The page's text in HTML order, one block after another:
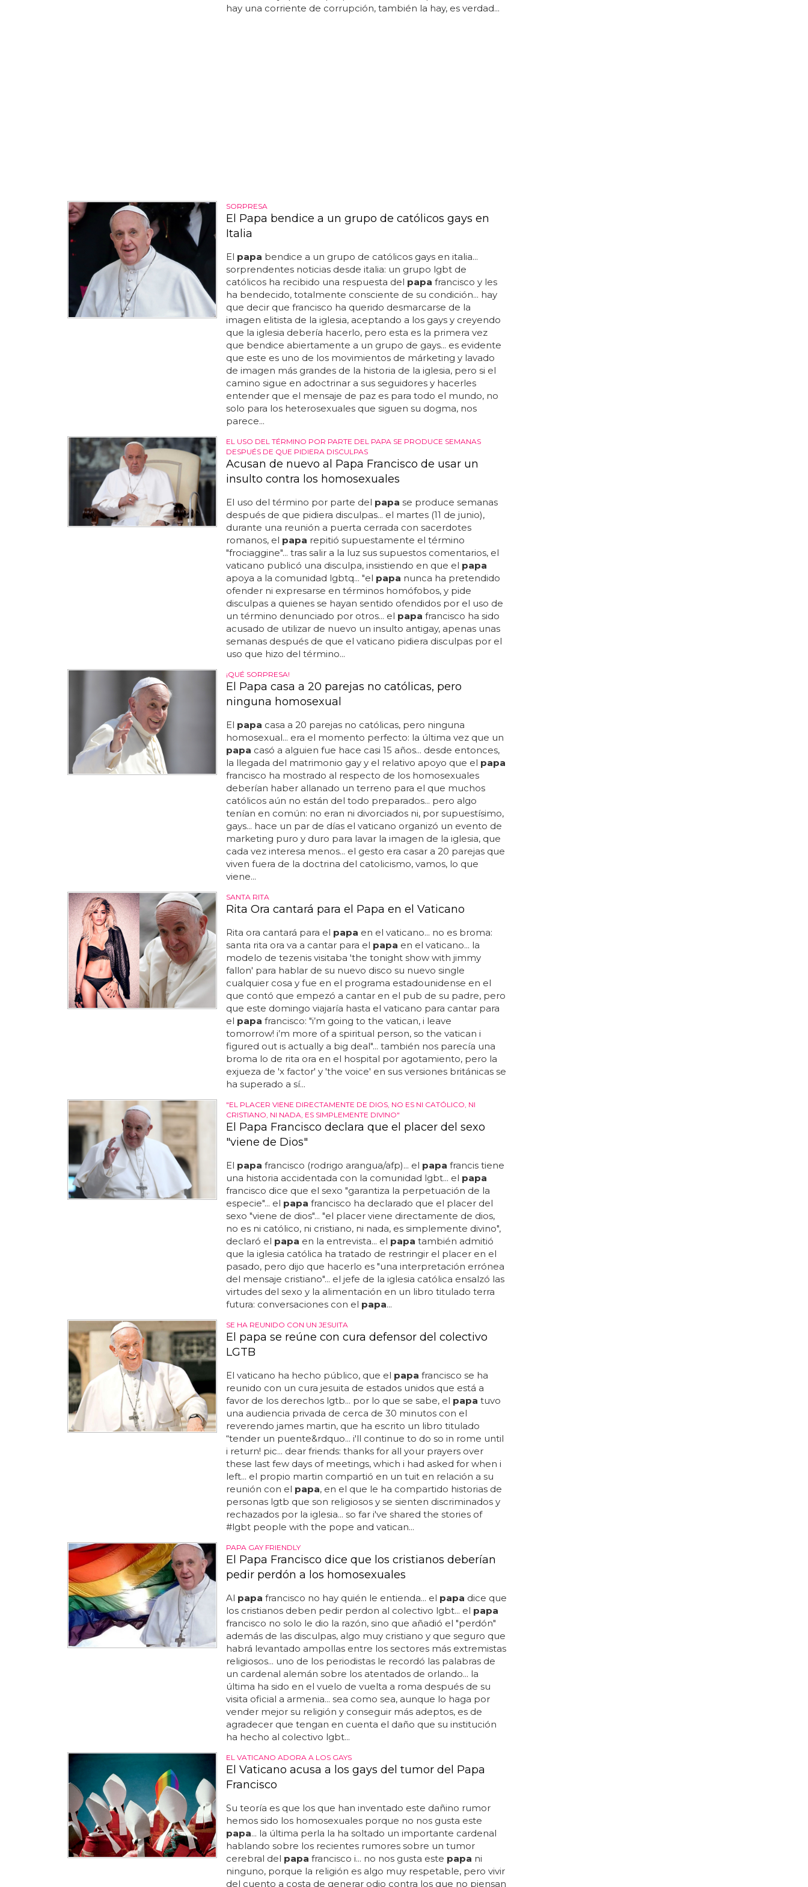
hay una corriente de corrupción, también la hay, es verdad...
SORPRESA
El Papa bendice a un grupo de católicos gays en
Italia
El papa bendice a un grupo de católicos gays en italia...
sorprendentes noticias desde italia: un grupo lgbt de
católicos ha recibido una respuesta del papa francisco y les
ha bendecido, totalmente consciente de su condición... hay
que decir que francisco ha querido desmarcarse de la
imagen elitista de la iglesia, aceptando a los gays y creyendo
que la iglesia debería hacerlo, pero esta es la primera vez
que bendice abiertamente a un grupo de gays... es evidente
que este es uno de los movimientos de márketing y lavado
de imagen más grandes de la historia de la iglesia, pero si el
camino sigue en adoctrinar a sus seguidores y hacerles
entender que el mensaje de paz es para todo el mundo, no
solo para los heterosexuales que siguen su dogma, nos
parece...
EL USO DEL TÉRMINO POR PARTE DEL PAPA SE PRODUCE SEMANAS
DESPUÉS DE QUE PIDIERA DISCULPAS
Acusan de nuevo al Papa Francisco de usar un
insulto contra los homosexuales
El uso del término por parte del papa se produce semanas
después de que pidiera disculpas... el martes (11 de junio),
durante una reunión a puerta cerrada con sacerdotes
romanos, el papa repitió supuestamente el término
"frociaggine"... tras salir a la luz sus supuestos comentarios, el
vaticano publicó una disculpa, insistiendo en que el papa
apoya a la comunidad lgbtq... "el papa nunca ha pretendido
ofender ni expresarse en términos homófobos, y pide
disculpas a quienes se hayan sentido ofendidos por el uso de
un término denunciado por otros... el papa francisco ha sido
acusado de utilizar de nuevo un insulto antigay, apenas unas
semanas después de que el vaticano pidiera disculpas por el
uso que hizo del término...
¡QUÉ SORPRESA!
El Papa casa a 20 parejas no católicas, pero
ninguna homosexual
El papa casa a 20 parejas no católicas, pero ninguna
homosexual... era el momento perfecto: la última vez que un
papa casó a alguien fue hace casi 15 años... desde entonces,
la llegada del matrimonio gay y el relativo apoyo que el papa
francisco ha mostrado al respecto de los homosexuales
deberían haber allanado un terreno para el que muchos
católicos aún no están del todo preparados... pero algo
tenían en común: no eran ni divorciados ni, por supuestísimo,
gays... hace un par de días el vaticano organizó un evento de
marketing puro y duro para lavar la imagen de la iglesia, que
cada vez interesa menos... el gesto era casar a 20 parejas que
viven fuera de la doctrina del catolicismo, vamos, lo que
viene...
SANTA RITA
Rita Ora cantará para el Papa en el Vaticano
Rita ora cantará para el papa en el vaticano... no es broma:
santa rita ora va a cantar para el papa en el vaticano... la
modelo de tezenis visitaba 'the tonight show with jimmy
fallon' para hablar de su nuevo disco su nuevo single
cualquier cosa y fue en el programa estadounidense en el
que contó que empezó a cantar en el pub de su padre, pero
que este domingo viajaría hasta el vaticano para cantar para
el papa francisco: "i’m going to the vatican, i leave
tomorrow! i’m more of a spiritual person, so the vatican i
figured out is actually a big deal"... también nos parecía una
broma lo de rita ora en el hospital por agotamiento, pero la
exjueza de 'x factor' y 'the voice' en sus versiones británicas se
ha superado a sí...
"EL PLACER VIENE DIRECTAMENTE DE DIOS, NO ES NI CATÓLICO, NI
CRISTIANO, NI NADA, ES SIMPLEMENTE DIVINO"
El Papa Francisco declara que el placer del sexo
"viene de Dios"
El papa francisco (rodrigo arangua/afp)... el papa francis tiene
una historia accidentada con la comunidad lgbt... el papa
francisco dice que el sexo "garantiza la perpetuación de la
especie"... el papa francisco ha declarado que el placer del
sexo "viene de dios"... "el placer viene directamente de dios,
no es ni católico, ni cristiano, ni nada, es simplemente divino",
declaró el papa en la entrevista... el papa también admitió
que la iglesia católica ha tratado de restringir el placer en el
pasado, pero dijo que hacerlo es "una interpretación errónea
del mensaje cristiano"... el jefe de la iglesia católica ensalzó las
virtudes del sexo y la alimentación en un libro titulado terra
futura: conversaciones con el papa...
SE HA REUNIDO CON UN JESUITA
El papa se reúne con cura defensor del colectivo
LGTB
El vaticano ha hecho público, que el papa francisco se ha
reunido con un cura jesuita de estados unidos que está a
favor de los derechos lgtb... por lo que se sabe, el papa tuvo
una audiencia privada de cerca de 30 minutos con el
reverendo james martin, que ha escrito un libro titulado
“tender un puente&rdquo... i'll continue to do so in rome until
i return! pic... dear friends: thanks for all your prayers over
these last few days of meetings, which i had asked for when i
left... el propio martin compartió en un tuit en relación a su
reunión con el papa, en el que le ha compartido historias de
personas lgtb que son religiosos y se sienten discriminados y
rechazados por la iglesia... so far i've shared the stories of
#lgbt people with the pope and vatican...
PAPA GAY FRIENDLY
El Papa Francisco dice que los cristianos deberían
pedir perdón a los homosexuales
Al papa francisco no hay quién le entienda... el papa dice que
los cristianos deben pedir perdon al colectivo lgbt... el papa
francisco no solo le dio la razón, sino que añadió el "perdón"
además de las disculpas, algo muy cristiano y que seguro que
habrá levantado ampollas entre los sectores más extremistas
religiosos... uno de los periodistas le recordó las palabras de
un cardenal alemán sobre los atentados de orlando... la
última ha sido en el vuelo de vuelta a roma después de su
visita oficial a armenia... sea como sea, aunque lo haga por
vender mejor su religión y conseguir más adeptos, es de
agradecer que tengan en cuenta el daño que su institución
ha hecho al colectivo lgbt...
EL VATICANO ADORA A LOS GAYS
El Vaticano acusa a los gays del tumor del Papa
Francisco
Su teoría es que los que han inventado este dañino rumor
hemos sido los homosexuales porque no nos gusta este
papa... la última perla la ha soltado un importante cardenal
hablando sobre los recientes rumores sobre un tumor
cerebral del papa francisco i... no nos gusta este papa ni
ninguno, porque la religión es algo muy respetable, pero vivir
del cuento a costa de generar odio contra los que no piensan